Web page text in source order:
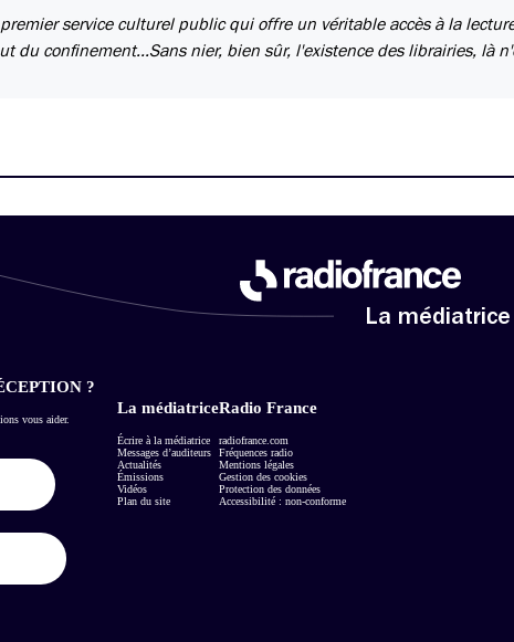
service culturel public qui offre un véritable accès à la
du confinement...Sans nier, bien sûr, l'existence des librairies, là
La médiatrice
?
vous aider.
La médiatrice
Écrire à la médiatrice
Messages d’auditeurs
Actualités
Émissions
Vidéos
Plan du site
Radio France
radiofrance.com
Fréquences radio
Mentions légales
Gestion des cookies
Protection des données
Accessibilité : non-conforme